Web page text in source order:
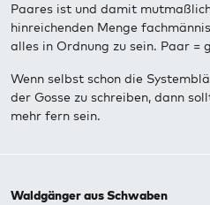
Paares ist und damit
hinreichenden Menge
alles in Ordnung zu sein. Paar =
Wenn selbst schon die
der Gosse zu schreiben, dann
mehr fern sein.
Waldgänger aus Schwaben